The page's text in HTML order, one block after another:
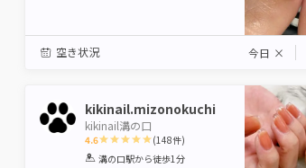
空き状況 今日 ×
kikinail.mizonokuchi
kikinail溝の口
4.6
1 2 3 4 5
(148件)
溝の口駅から徒歩1分